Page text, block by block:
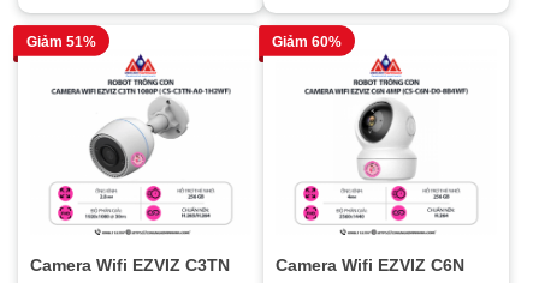
Giảm 51%
Camera Wifi EZVIZ C3TN
Giảm 60%
Camera Wifi EZVIZ C6N